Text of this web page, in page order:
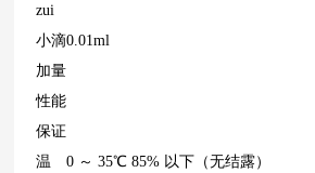
zui
小滴
加量
0.01ml
性能
保证
温
0 ～ 35℃ 85% 以下（无结露）